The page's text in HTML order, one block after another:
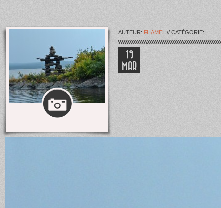
AUTEUR: FHAMEL // CATÉGORIE:
19
MAR